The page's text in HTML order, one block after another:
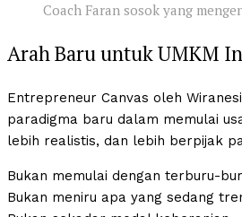
Coach Faran sosok yang
Arah Baru untuk UMKM
Entrepreneur Canvas oleh
paradigma baru dalam memulai
lebih realistis, dan lebih berpijak
Bukan memulai dengan terburu-
Bukan meniru apa yang sedang